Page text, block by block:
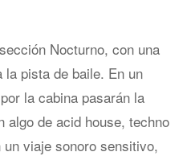
Nocturno, con una
la pista de baile. En un
la cabina pasarán la
algo de acid house, techno
viaje sonoro sensitivo,